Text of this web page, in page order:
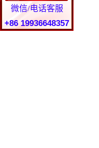
微信/电话客服
+86 19936648357